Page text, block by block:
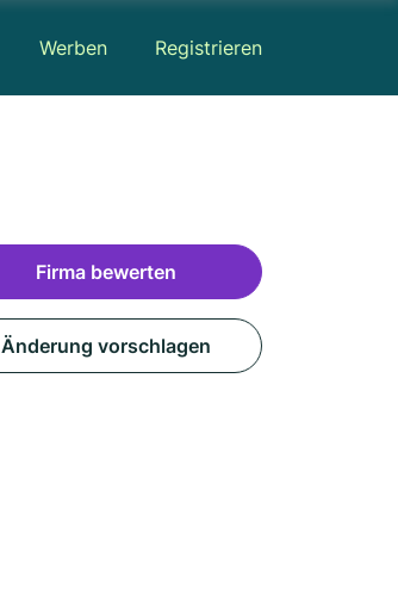
Werben Registrieren
Firma bewerten
Änderung vorschlagen